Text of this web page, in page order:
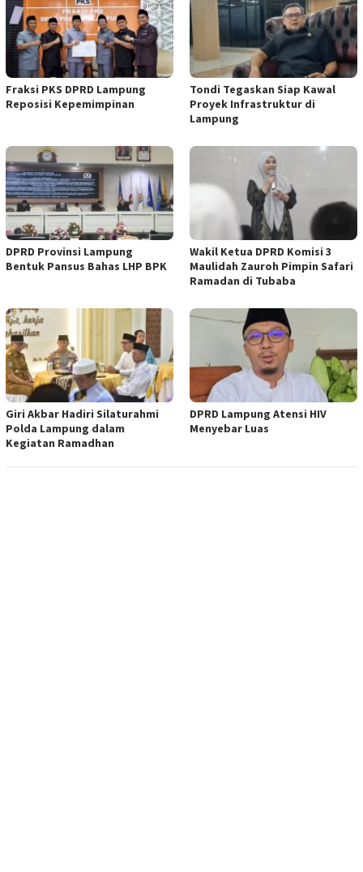
Fraksi PKS DPRD Lampung
Reposisi Kepemimpinan
Tondi Tegaskan Siap Kawal
Proyek Infrastruktur di
Lampung
DPRD Provinsi Lampung
Bentuk Pansus Bahas LHP BPK
Wakil Ketua DPRD Komisi 3
Maulidah Zauroh Pimpin Safari
Ramadan di Tubaba
Giri Akbar Hadiri Silaturahmi
Polda Lampung dalam
Kegiatan Ramadhan
DPRD Lampung Atensi HIV
Menyebar Luas